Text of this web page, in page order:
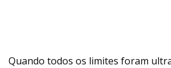
Quando todos os limites foram